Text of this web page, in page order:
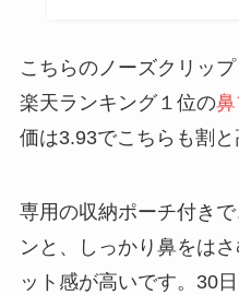
こちらのノーズクリッ
楽天ランキング１位の
価は3.93でこちらも割と
専用の収納ポーチ付き
ンと、しっかり鼻をは
ット感が高いです。30